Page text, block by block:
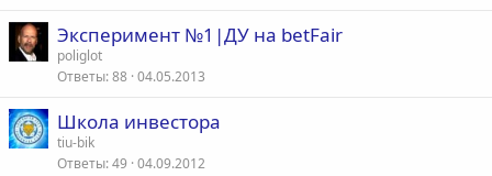
Эксперимент №1|ДУ на betFair
poliglot
Ответы 88 04.05.2013
Школа инвестора
tiu-bik
Ответы 49 04.09.2012